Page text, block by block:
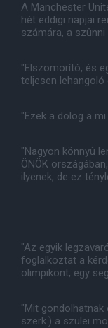
A Manchester
hét eddigi napjai
számára, a
"Elszomorító, és
teljesen
"Ezek a dolog a
"Nagyon könnyû
ÖNÖK
ilyenek, de ez
"Az egyik
foglalkoztat a
olimpikont, egy
"Mit gondolhatnak
szerk.) a szülei